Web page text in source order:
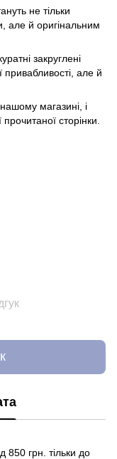
не тільки
але й оригінальним
закруглені
але й
магазині, і
сторінки.
850 грн. тільки до